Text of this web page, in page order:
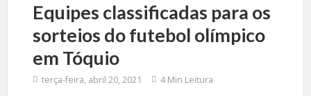
Equipes classificadas para os
sorteios do futebol olímpico
em Tóquio
terça-feira, abril 20, 2021 4 Min Leitura